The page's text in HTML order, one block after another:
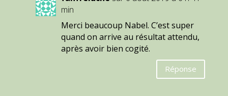
min
Merci beaucoup Nabel. C’est super
quand on arrive au résultat attendu,
après avoir bien cogité.
Réponse